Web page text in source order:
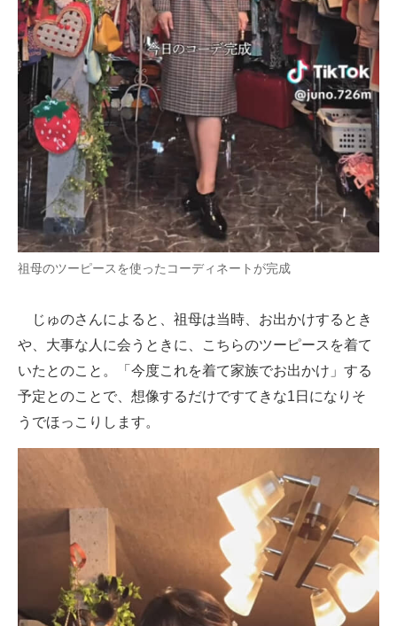
祖母のツーピースを使ったコーディネートが完成
じゅのさんによると、祖母は当時、お出かけするとき
や、大事な人に会うときに、こちらのツーピースを着て
いたとのこと。「今度これを着て家族でお出かけ」する
予定とのことで、想像するだけですてきな1日になりそ
うでほっこりします。